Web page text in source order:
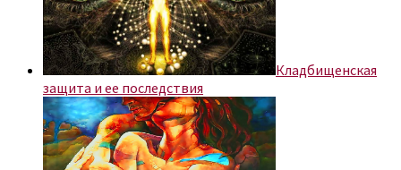
Кладбищенская
защита и ее последствия